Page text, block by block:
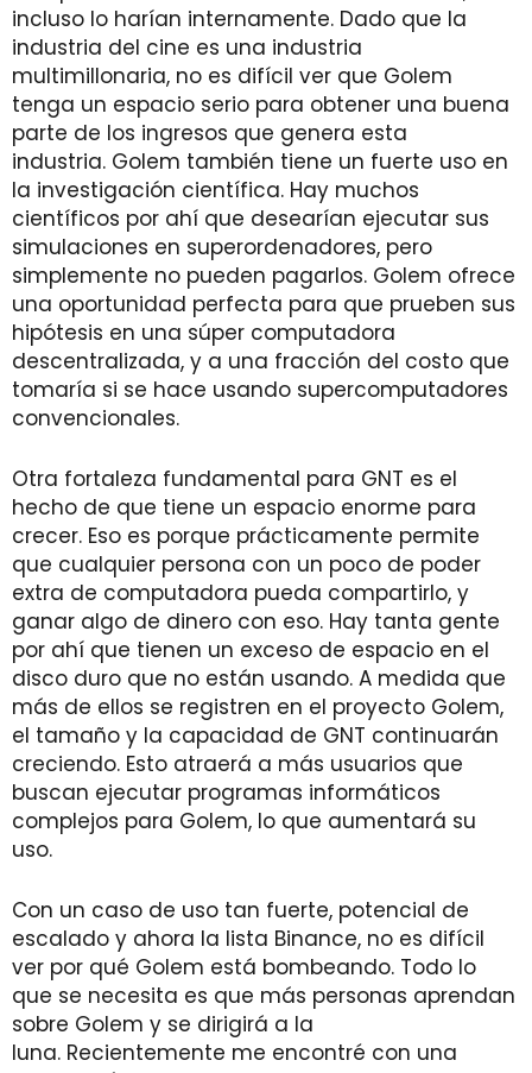
incluso lo harían internamente. Dado que la
industria del cine es una industria
multimillonaria, no es difícil ver que Golem
tenga un espacio serio para obtener una buena
parte de los ingresos que genera esta
industria. Golem también tiene un fuerte uso en
la investigación científica. Hay muchos
científicos por ahí que desearían ejecutar sus
simulaciones en superordenadores, pero
simplemente no pueden pagarlos. Golem ofrece
una oportunidad perfecta para que prueben sus
hipótesis en una súper computadora
descentralizada, y a una fracción del costo que
tomaría si se hace usando supercomputadores
convencionales.
Otra fortaleza fundamental para GNT es el
hecho de que tiene un espacio enorme para
crecer. Eso es porque prácticamente permite
que cualquier persona con un poco de poder
extra de computadora pueda compartirlo, y
ganar algo de dinero con eso. Hay tanta gente
por ahí que tienen un exceso de espacio en el
disco duro que no están usando. A medida que
más de ellos se registren en el proyecto Golem,
el tamaño y la capacidad de GNT continuarán
creciendo. Esto atraerá a más usuarios que
buscan ejecutar programas informáticos
complejos para Golem, lo que aumentará su
uso.
Con un caso de uso tan fuerte, potencial de
escalado y ahora la lista Binance, no es difícil
ver por qué Golem está bombeando. Todo lo
que se necesita es que más personas aprendan
sobre Golem y se dirigirá a la
luna. Recientemente me encontré con una